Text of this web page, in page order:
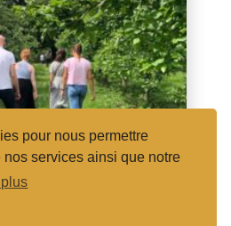
pour nous permettre
services ainsi que notre